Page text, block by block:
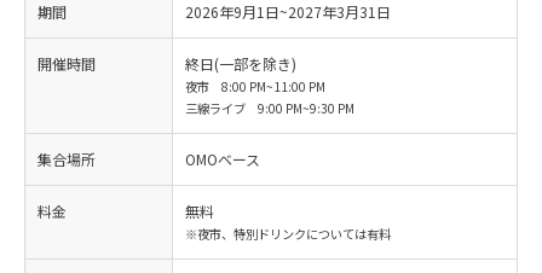
期間 2026年9月1日~2027年3月31日
開催時間 終日(一部を除き)
夜市 8:00 PM~11:00 PM
三線ライブ 9:00 PM~9:30 PM
集合場所 OMOベース
料金 無料
※夜市、特別ドリンクについては有料